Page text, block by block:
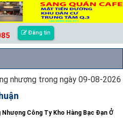
Đăng tin
nhượng trong ngày 09-08-2026
Nhượng Công Ty Kho Hàng Bạc Đạn Ở